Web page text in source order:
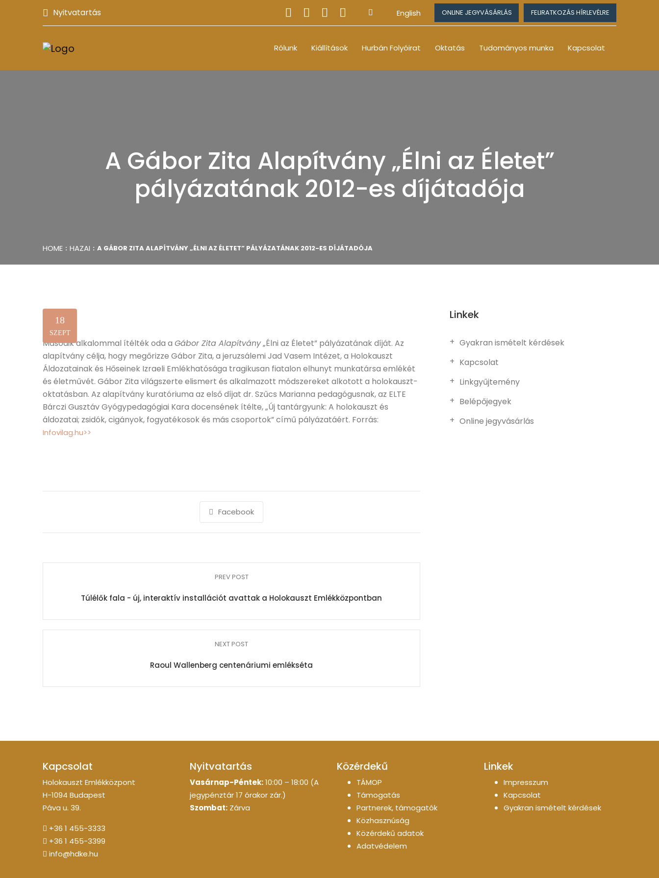
Nyitvatartás English ONLINE JEGYVÁSÁRLÁS FELIRATKOZÁS HÍRLEVÉLRE
Rólunk Kiállítások Hurbán Folyóirat Oktatás Tudományos munka Kapcsolat
A Gábor Zita Alapítvány „Élni az Életet”
pályázatának 2012-es díjátadója
HOME HAZAI A GÁBOR ZITA ALAPÍTVÁNY „ÉLNI AZ ÉLETET” PÁLYÁZATÁNAK 2012-ES DÍJÁTADÓJA
18
SZEPT
Második alkalommal ítélték oda a Gábor Zita Alapítvány„Élni az Életet” pályázatának díját. Az
alapítvány célja, hogy megőrizze Gábor Zita, a jeruzsálemi Jad Vasem Intézet, a Holokauszt
Áldozatainak és Hőseinek Izraeli Emlékhatósága tragikusan fiatalon elhunyt munkatársa emlékét
és életművét. Gábor Zita világszerte elismert és alkalmazott módszereket alkotott a holokauszt-
oktatásban. Az alapítvány kuratóriuma az első díjat dr. Szűcs Marianna pedagógusnak, az ELTE
Bárczi Gusztáv Gyógypedagógiai Kara docensének ítélte, „Új tantárgyunk: A holokauszt és
áldozatai; zsidók, cigányok, fogyatékosok és más csoportok” című pályázatáért. Forrás:
Infovilag.hu>>
Facebook
PREV POST
Túlélők fala - új, interaktív installációt avattak a Holokauszt Emlékközpontban
NEXT POST
Raoul Wallenberg centenáriumi emlékséta
Linkek
Gyakran ismételt kérdések
Kapcsolat
Linkgyűjtemény
Belépőjegyek
Online jegyvásárlás
Kapcsolat
Holokauszt Emlékközpont
H-1094 Budapest
Páva u. 39.
+36 1 455-3333
+36 1 455-3399
info@hdke.hu
Nyitvatartás
Vasárnap-Péntek:10:00 – 18:00 (A
jegypénztár 17 órakor zár.)
Szombat: Zárva
Közérdekű
TÁMOP
Támogatás
Partnerek, támogatók
Közhasznúság
Közérdekű adatok
Adatvédelem
Linkek
Impresszum
Kapcsolat
Gyakran ismételt kérdések